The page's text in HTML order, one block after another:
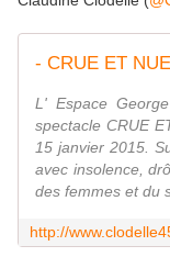
L' Espace
spectacle CRUE
15 janvier 2015.
avec insolence,
des femmes et du